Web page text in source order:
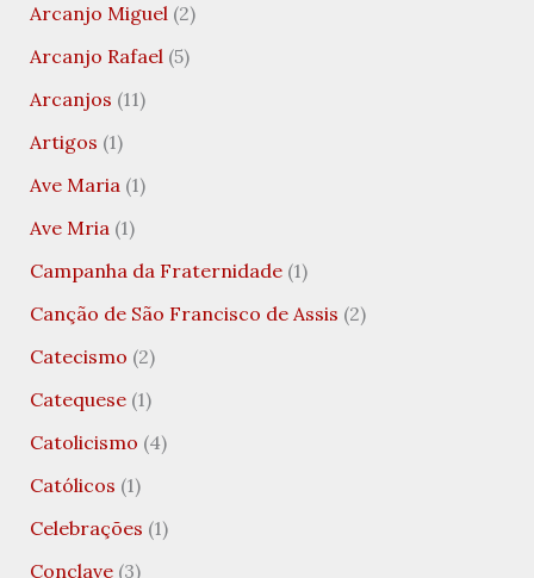
Arcanjo Miguel(2)
Arcanjo Rafael(5)
Arcanjos (11)
Artigos (1)
Ave Maria(1)
Ave Mria(1)
Campanha da Fraternidade(1)
Canção de São Francisco de Assis (2)
Catecismo (2)
Catequese(1)
Catolicismo (4)
Católicos (1)
Celebrações (1)
Conclave(3)